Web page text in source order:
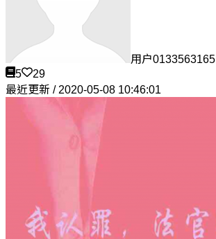
用户0133563165
5
29
最近更新 / 2020-05-08 10:46:01